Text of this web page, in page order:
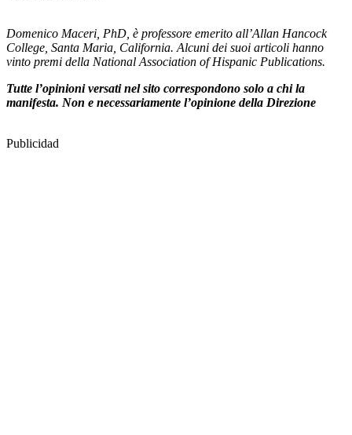
Domenico Maceri, PhD, è professore emerito all’Allan Hancock
College, Santa Maria, California. Alcuni dei suoi articoli hanno
vinto premi della National Association of Hispanic Publications.
Tutte l’opinioni versati nel sito correspondono solo a chi la
manifesta. Non e necessariamente l’opinione della Direzione
Publicidad